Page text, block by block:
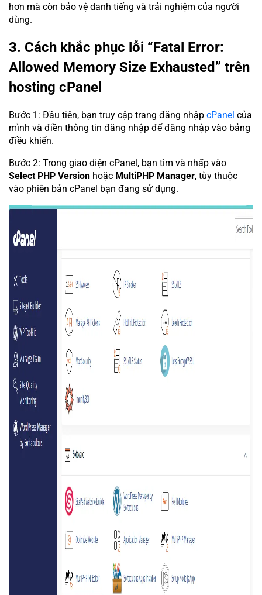
hơn mà còn bảo vệ danh tiếng và trải nghiệm của người
dùng.
3. Cách khắc phục lỗi “Fatal Error:
Allowed Memory Size Exhausted” trên
hosting cPanel
Bước 1: Đầu tiên, bạn truy cập trang đăng nhập cPanel của
mình và điền thông tin đăng nhập để đăng nhập vào bảng
điều khiển.
Bước 2: Trong giao diện cPanel, bạn tìm và nhấp vào
Select PHP Version hoặc MultiPHP Manager, tùy thuộc
vào phiên bản cPanel bạn đang sử dụng.